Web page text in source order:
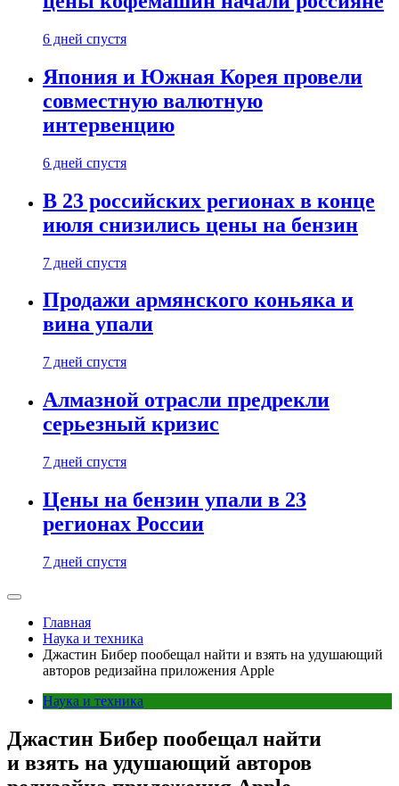
6 дней спустя
Япония и Южная Корея провели
совместную валютную
интервенцию
6 дней спустя
В 23 российских регионах в конце
июля снизились цены на бензин
7 дней спустя
Продажи армянского коньяка и
вина упали
7 дней спустя
Алмазной отрасли предрекли
серьезный кризис
7 дней спустя
Цены на бензин упали в 23
регионах России
7 дней спустя
Главная
Наука и техника
Джастин Бибер пообещал найти и взять на удушающий
авторов редизайна приложения Apple
Наука и техника
Джастин Бибер пообещал найти
и взять на удушающий авторов